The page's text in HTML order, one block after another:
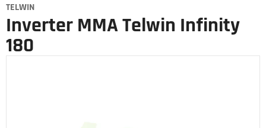
TELWIN
Inverter MMA Telwin Infinity
180